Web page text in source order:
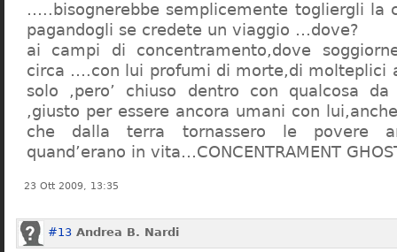
…..bisognerebbe semplicemente togliergli la
pagandogli se credete un viaggio …dove?
ai campi di concentramento,dove
circa ….con lui profumi di morte,di molteplici
solo ,pero’ chiuso dentro con qualcosa
,giusto per essere ancora umani con
che dalla terra tornassero le povere
quand’erano in vita…CONCENTRAMENT
23 Ott 2009, 13:35
#13 Andrea B. Nardi